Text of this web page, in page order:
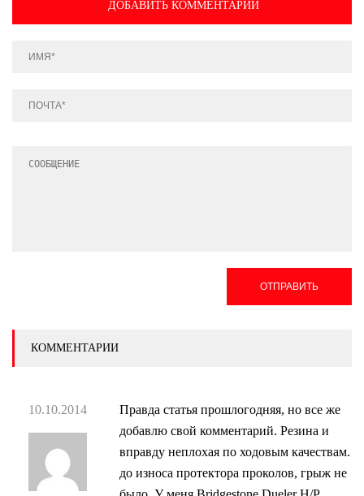
ДОБАВИТЬ КОММЕНТАРИЙ
ОТПРАВИТЬ
КОММЕНТАРИИ
10.10.2014
Правда статья прошлогодняя, но все же
добавлю свой комментарий. Резина и
вправду неплохая по ходовым качествам.
до износа протектора проколов, грыж не